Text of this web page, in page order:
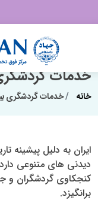
خدمات
خانه خدمات گردشگری
ایران به دلیل پیشینه
دیدنی های متنوعی
کنجکاوی گردشگران و
برانگیزد.